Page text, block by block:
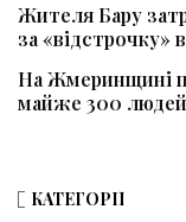
Жителя Бару
за «відстрочку»
На Жмеринщині
майже 300 людей
КАТЕГОРІЇ